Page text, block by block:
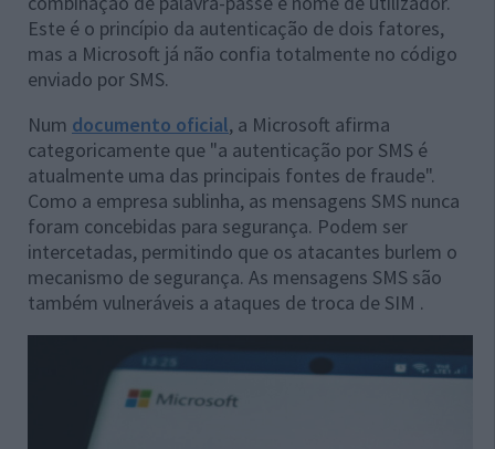
Este é o princípio da autenticação de dois fatores,
mas a Microsoft já não confia totalmente no código
enviado por SMS.
Num documento oficial, a Microsoft afirma
categoricamente que "a autenticação por SMS é
atualmente uma das principais fontes de fraude".
Como a empresa sublinha, as mensagens SMS nunca
foram concebidas para segurança. Podem ser
intercetadas, permitindo que os atacantes burlem o
mecanismo de segurança. As mensagens SMS são
também vulneráveis ​​a ataques de troca de SIM .